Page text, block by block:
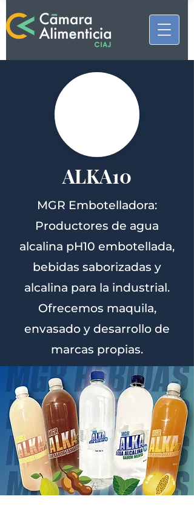
ALKA10
MGR Embotelladora:
Productores de agua
alcalina pH10 embotellada,
bebidas saborizadas y
alcalina para la industrial.
Ofrecemos maquila,
envasado y desarrollo de
marcas propias.